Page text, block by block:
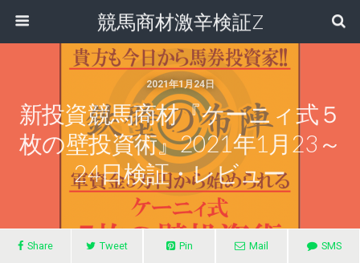
競馬商材激辛検証Z
2021年1月24日
新投資競馬商材『ケーニィ式５
枚の壁投資術』2021年1月23～
24日検証・レビュー
Share Tweet Pin Mail SMS